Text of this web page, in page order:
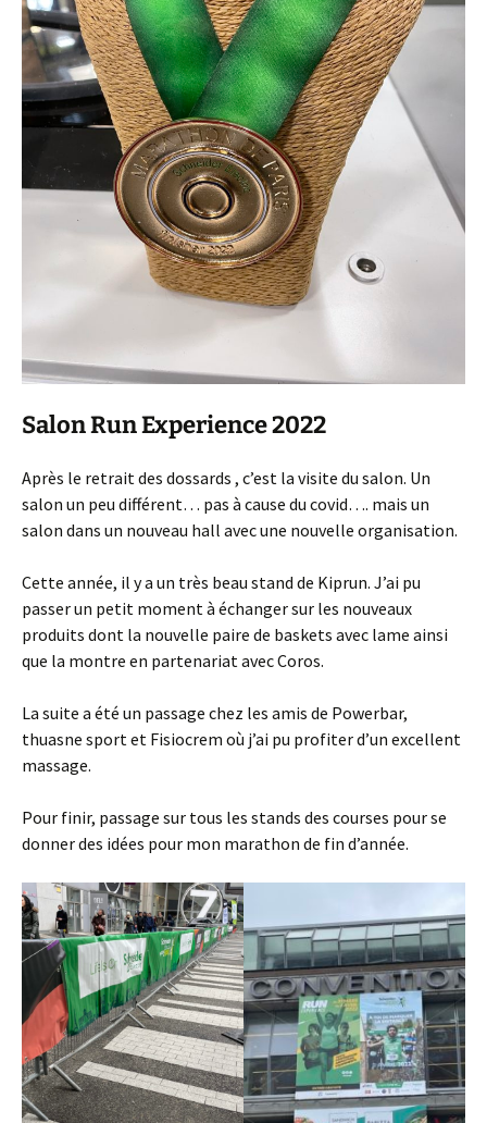
Salon Run Experience 2022
Après le retrait des dossards , c’est la visite du salon. Un
salon un peu différent… pas à cause du covid…. mais un
salon dans un nouveau hall avec une nouvelle organisation.
Cette année, il y a un très beau stand de Kiprun. J’ai pu
passer un petit moment à échanger sur les nouveaux
produits dont la nouvelle paire de baskets avec lame ainsi
que la montre en partenariat avec Coros.
La suite a été un passage chez les amis de Powerbar,
thuasne sport et Fisiocrem où j’ai pu profiter d’un excellent
massage.
Pour finir, passage sur tous les stands des courses pour se
donner des idées pour mon marathon de fin d’année.